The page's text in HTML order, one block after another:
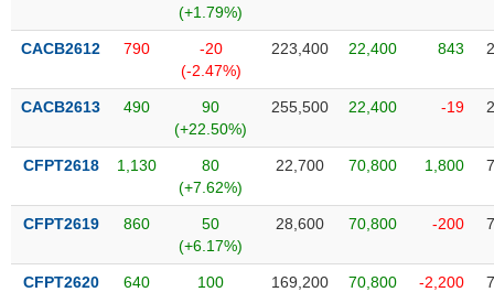
(+1.79%)
CACB2612 790
-20
(-2.47%)
223,400 22,400 843
CACB2613 490
90
(+22.50%)
255,500 22,400 -19
CFPT2618 1,130
80
(+7.62%)
22,700 70,800 1,800
CFPT2619 860
50
(+6.17%)
28,600 70,800 -200
CFPT2620 640
100
169,200 70,800 -2,200
Mã
chứng
(-)
Cổ phiếu Chỉ số
đạo
(-)
Tất cả Người nội bộ Người liên quan Cổ đông lớn